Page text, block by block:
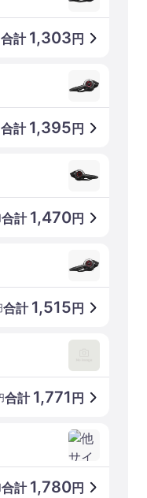
合計 1,303 円
合計 1,395 円
合計 1,470円
合計 1,515 円
合計 1,771 円
合計 1,780円